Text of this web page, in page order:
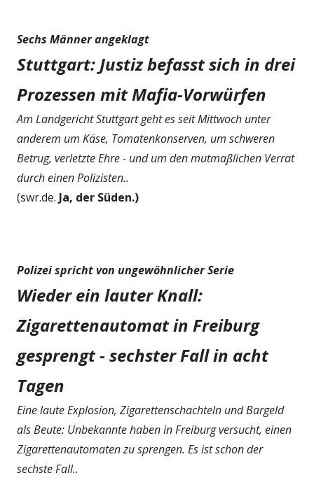
Sechs Männer angeklagt
Stuttgart: Justiz befasst sich in drei
Prozessen mit Mafia-Vorwürfen
Am Landgericht Stuttgart geht es seit Mittwoch unter
anderem um Käse, Tomatenkonserven, um schweren
Betrug, verletzte Ehre - und um den mutmaßlichen Verrat
durch einen Polizisten..
(swr.de. Ja, der Süden.)
Polizei spricht von ungewöhnlicher Serie
Wieder ein lauter Knall:
Zigarettenautomat in Freiburg
gesprengt - sechster Fall in acht
Tagen
Eine laute Explosion, Zigarettenschachteln und Bargeld
als Beute: Unbekannte haben in Freiburg versucht, einen
Zigarettenautomaten zu sprengen. Es ist schon der
sechste Fall..